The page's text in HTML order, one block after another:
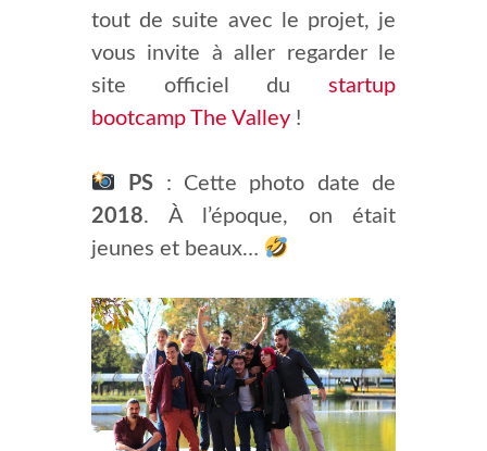
tout de suite avec le projet, je
vous invite à aller regarder le
site officiel du startup
bootcamp The Valley !
PS : Cette photo date de
2018. À l’époque, on était
jeunes et beaux…